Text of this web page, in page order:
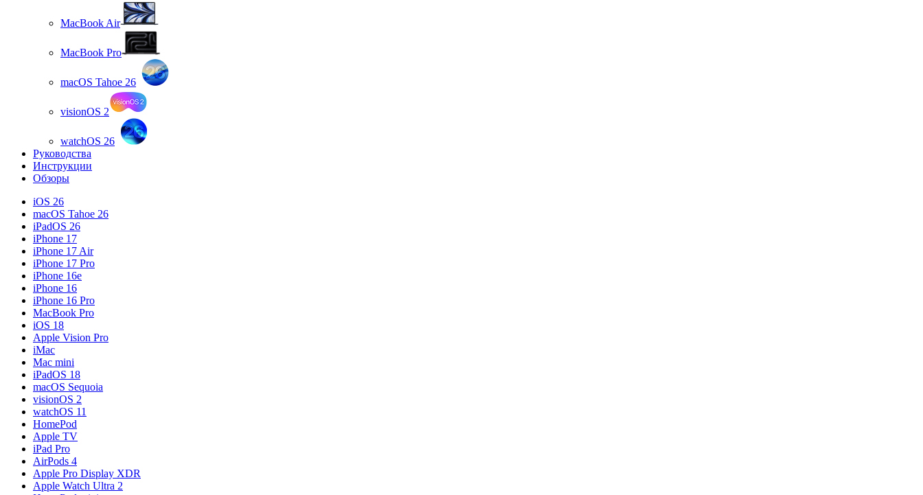
MacBook Air
MacBook Pro
macOS Tahoe 26
visionOS 2
watchOS 26
Руководства
Инструкции
Обзоры
iOS 26
macOS Tahoe 26
iPadOS 26
iPhone 17
iPhone 17 Air
iPhone 17 Pro
iPhone 16e
iPhone 16
iPhone 16 Pro
MacBook Pro
iOS 18
Apple Vision Pro
iMac
Mac mini
iPadOS 18
macOS Sequoia
visionOS 2
watchOS 11
HomePod
Apple TV
iPad Pro
AirPods 4
Apple Pro Display XDR
Apple Watch Ultra 2